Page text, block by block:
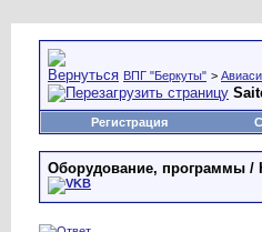
ВПГ "Беркуты" >
Регистрация
Оборудование, программы /